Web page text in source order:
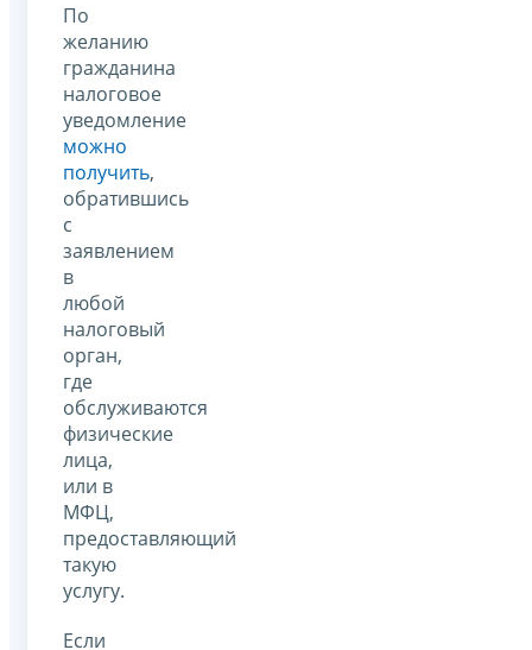
По
желанию
гражданина
налоговое
уведомление
можно
получить,
обратившись
с
заявлением
в
любой
налоговый
орган,
где
обслуживаются
физические
лица,
или в
МФЦ,
предоставляющий
такую
услугу.
Если